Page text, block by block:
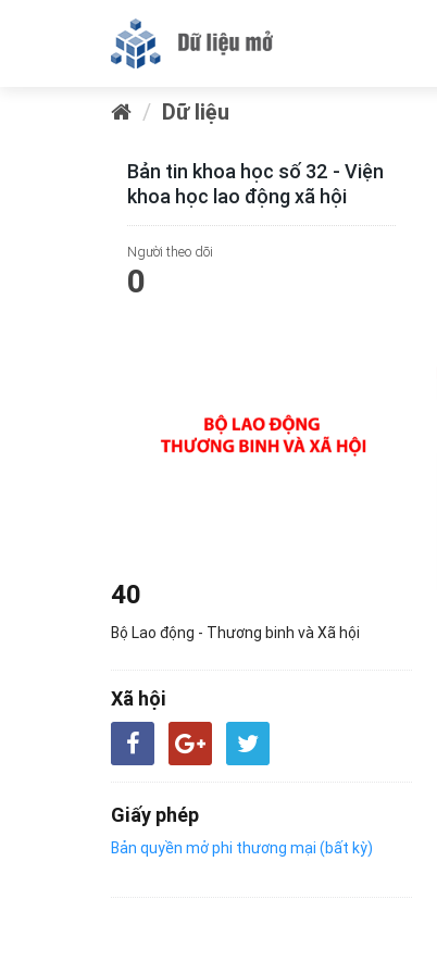
Dữ liệu
Bản tin khoa học số 32 - Viện
khoa học lao động xã hội
Người theo dõi
0
40
Bộ Lao động - Thương binh và Xã hội
Xã hội
Giấy phép
Bản quyền mở phi thương mại (bất kỳ)